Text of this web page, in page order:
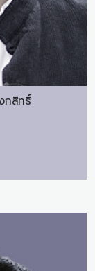
กสิทธิ์